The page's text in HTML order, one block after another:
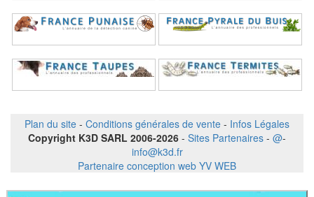
Plan du site - Conditions générales de vente - Infos Légales
Copyright K3D SARL 2006-2026 - Sites Partenaires - @-
info@k3d.fr
Partenaire conception web YV WEB